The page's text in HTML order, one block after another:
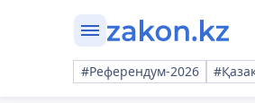
#Референдум-2026